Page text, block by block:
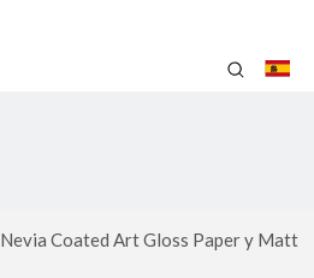
Nevia Coated Art Gloss Paper y Matt